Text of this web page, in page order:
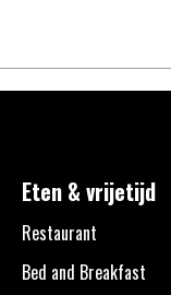
Eten & vrijetijd
Restaurant
Bed and Breakfast